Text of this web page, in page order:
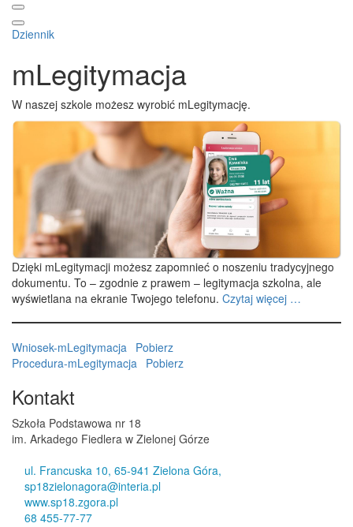
Dziennik
mLegitymacja
W naszej szkole możesz wyrobić mLegitymację.
Dzięki mLegitymacji możesz zapomnieć o noszeniu tradycyjnego
dokumentu. To – zgodnie z prawem – legitymacja szkolna, ale
wyświetlana na ekranie Twojego telefonu. Czytaj więcej …
Wniosek-mLegitymacja Pobierz
Procedura-mLegitymacja Pobierz
Kontakt
Szkoła Podstawowa nr 18
im. Arkadego Fiedlera w Zielonej Górze
ul. Francuska 10, 65-941 Zielona Góra,
sp18zielonagora@interia.pl
www.sp18.zgora.pl
68 455-77-77